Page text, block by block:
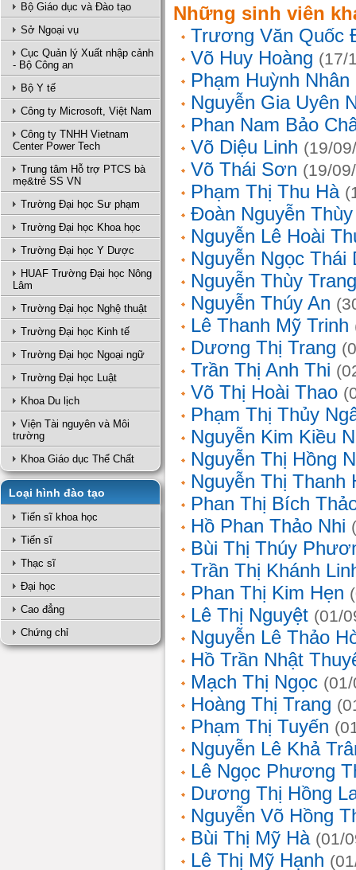
Bộ Giáo dục và Đào tạo
Sở Ngoại vụ
Cục Quản lý Xuất nhập cảnh
- Bộ Công an
Bộ Y tế
Công ty Microsoft, Việt Nam
Công ty TNHH Vietnam
Center Power Tech
Trung tâm Hỗ trợ PTCS bà
mẹ&trẻ SS VN
Trường Đại học Sư phạm
Trường Đại học Khoa học
Trường Đại học Y Dược
HUAF Trường Đại học Nông
Lâm
Trường Đại học Nghệ thuật
Trường Đại học Kinh tế
Trường Đại học Ngoại ngữ
Trường Đại học Luật
Khoa Du lịch
Viện Tài nguyên và Môi
trường
Khoa Giáo dục Thể Chất
Loại hình đào tạo
Tiến sĩ khoa học
Tiến sĩ
Thạc sĩ
Đại học
Cao đẳng
Chứng chỉ
Những sinh viên
Trương Văn Quốc
Võ Huy Hoàng (17/
Phạm Huỳnh Nhân
Nguyễn Gia Uyên
Phan Nam Bảo
Võ Diệu Linh (19/
Võ Thái Sơn (19/
Phạm Thị Thu Hà
Đoàn Nguyễn
Nguyễn Lê Hoài
Nguyễn Ngọc Thái
Nguyễn Thùy Trang
Nguyễn Thúy An
Lê Thanh Mỹ Trinh
Dương Thị Trang
Trần Thị Anh Thi
Võ Thị Hoài Thao
Phạm Thị Thủy
Nguyễn Kim Kiều
Nguyễn Thị Hồng
Nguyễn Thị Thanh
Phan Thị Bích
Hồ Phan Thảo Nhi
Bùi Thị Thúy
Trần Thị Khánh
Phan Thị Kim Hẹn
Lê Thị Nguyệt (01/
Nguyễn Lê Thảo
Hồ Trần Nhật
Mạch Thị Ngọc
Hoàng Thị Trang
Phạm Thị Tuyến
Nguyễn Lê Khả
Lê Ngọc Phương
Dương Thị Hồng
Nguyễn Võ Hồng
Bùi Thị Mỹ Hà (01/
Lê Thị Mỹ Hạnh